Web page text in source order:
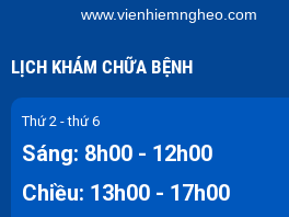
www.vienhiemngheo.com
LỊCH KHÁM CHỮA BỆNH
Thứ 2 - thứ 6
Sáng: 8h00 - 12h00
Chiều: 13h00 - 17h00